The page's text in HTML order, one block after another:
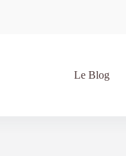
Le Blog